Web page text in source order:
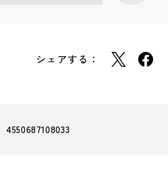
シェアする：
4550687108033